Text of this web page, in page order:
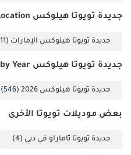
جديدة تويوتا هيلوكس by Location
جديدة تويوتا هيلوكس الإمارات (1111)
جديدة تويوتا هيلوكس by Year
جديدة تويوتا هيلوكس 2026 (546)
بعض موديلات تويوتا الأخرى
جديدة تويوتا تاماراو في دبي (4)